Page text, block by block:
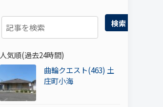
検索
人気順(過去24時間)
曲輪クエスト(463) 土
庄町小海